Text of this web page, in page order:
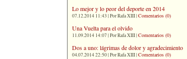
Lo mejor y lo peor del deporte en 2014
07.12.2014 11:43 | Por Rafa XIII |Comentarios (0)
Una Vuelta para el olvido
11.09.2014 14:07 | Por Rafa XIII |Comentarios (0)
Dos a uno: lágrimas de dolor y agradecimiento
04.07.2014 22:50 | Por Rafa XIII |Comentarios (0)